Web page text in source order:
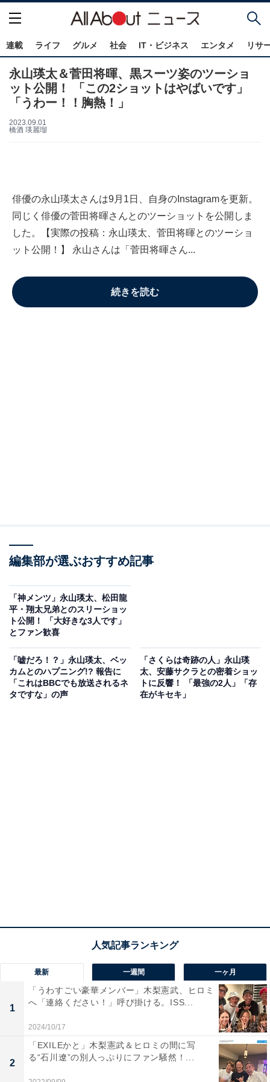
連載 ライフ グルメ 社会 IT・ビジネス エンタメ リサ
永山瑛太＆菅田将暉、黒スーツ姿のツーショ
ット公開！ 「この2ショットはやばいです」
「うわー！！胸熱！」
2023.09.01
橋酒 瑛麗瑠
俳優の永山瑛太さんは9月1日、自身のInstagramを更新。
同じく俳優の菅田将暉さんとのツーショットを公開しま
した。【実際の投稿：永山瑛太、菅田将暉とのツーショ
ット公開！】 永山さんは「菅田将暉さん...
続きを読む
編集部が選ぶおすすめ記事
「神メンツ」永山瑛太、松田龍
平・翔太兄弟とのスリーショッ
ト公開！ 「大好きな3人です」
とファン歓喜
「嘘だろ！？」永山瑛太、ベッ
カムとのハプニング!? 報告に
「これはBBCでも放送されるネ
タですな」の声
「さくらは奇跡の人」永山瑛
太、安藤サクラとの密着ショッ
トに反響！ 「最強の2人」「存
在がキセキ」
最新 一週間 一ヶ月
1
「うわすごい豪華メンバー」木梨憲武、ヒロミ
へ「連絡ください！」呼び掛ける。ISS...
2024/10/17
2
「EXILEかと」木梨憲武＆ヒロミの間に写
る“石川遼”の別人っぷりにファン騒然！...